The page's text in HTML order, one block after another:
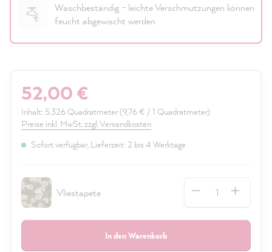
Waschbeständig - leichte Verschmutzungen können
feucht abgewischt werden
52,00 €
Inhalt: 5.326 Quadratmeter(9,76 € / 1 Quadratmeter)
Preise inkl. MwSt. zzgl. Versandkosten
Sofort verfügbar, Lieferzeit: 2 bis 4 Werktage
Vliestapete
In den Warenkorb